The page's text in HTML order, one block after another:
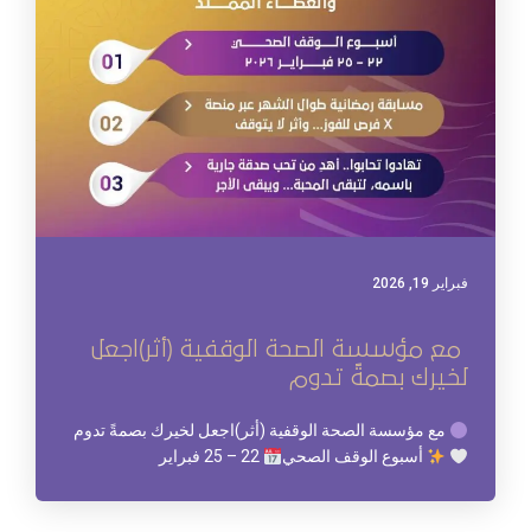
فبراير 19, 2026
‏ مع مؤسسة الصحة الوقفية (أثر)‏اجعل
لخيرك بصمةً تدوم
مع مؤسسة الصحة الوقفية (أثر)‏اجعل لخيرك بصمةً تدوم
أسبوع الوقف الصحي‏